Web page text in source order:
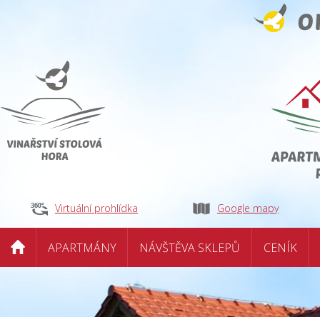
Virtuální prohlídka Google mapy
APARTMÁNY NÁVŠTĚVA SKLEPŮ CENÍK